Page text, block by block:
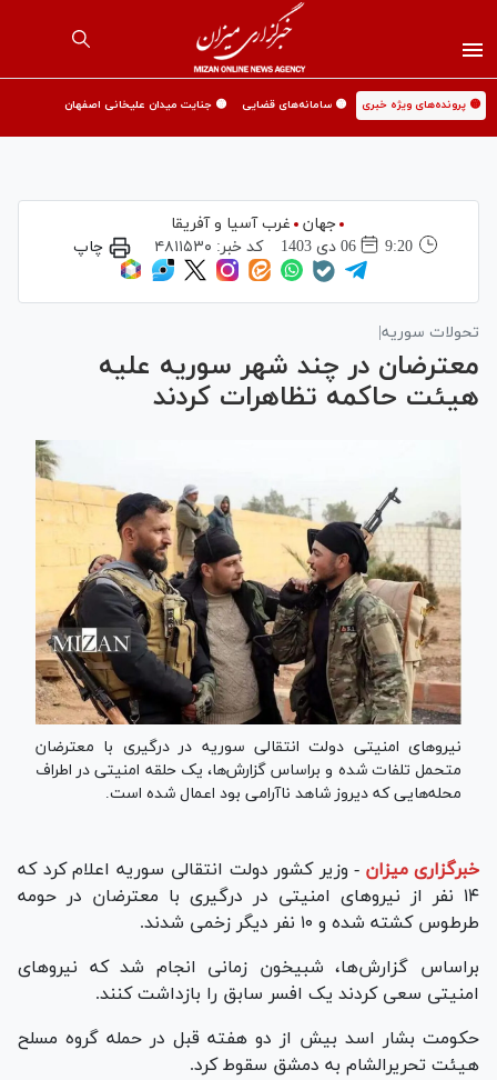
🟡 پرونده‌های ویژه خبری 🟡 سامانه‌های قضایی 🟡 جنایت میدان علیخانی اصفهان
جهان
غرب آسیا و آفریقا
9:20
06 دی 1403 کد خبر: ۴۸۱۱۵۳۰ چاپ
تحولات سوریه|
معترضان در چند شهر سوریه علیه
هیئت حاکمه تظاهرات کردند
نیرو‌های امنیتی دولت انتقالی سوریه در درگیری با معترضان
متحمل تلفات شده و براساس گزارش‌ها، یک حلقه امنیتی در اطراف
محله‌هایی که دیروز شاهد ناآرامی بود اعمال شده است.
خبرگزاری میزان - وزیر کشور دولت انتقالی سوریه اعلام کرد که
۱۴ نفر از نیرو‌های امنیتی در درگیری با معترضان در حومه
طرطوس کشته شده و ۱۰ نفر دیگر زخمی شدند.
براساس گزارش‌ها، شبیخون زمانی انجام شد که نیرو‌های
امنیتی سعی کردند یک افسر سابق را بازداشت کنند.
حکومت بشار اسد بیش از دو هفته قبل در حمله گروه مسلح
هیئت تحریرالشام به دمشق سقوط کرد.